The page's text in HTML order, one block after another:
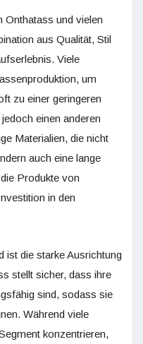
Onthatass und vielen
aus Qualität, Stil
Viele
um
zu einer geringeren
einen anderen
Materialien, die nicht
auch eine lange
Produkte von
in den
ist die starke Ausrichtung
stellt sicher, dass ihre
sind, sodass sie
Während viele
konzentrieren,